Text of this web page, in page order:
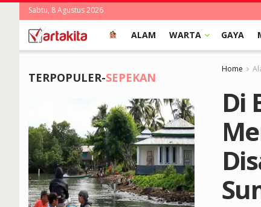
Sabtu, 8 Agustus 2026
ALAM WARTA GAYA
Home
Di
TERPOPULER-SEPEKAN